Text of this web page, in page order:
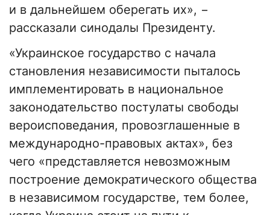
и в дальнейшем оберегать их», −
рассказали синодалы Президенту.
«Украинское государство с начала
становления независимости пыталось
имплементировать в национальное
законодательство постулаты свободы
вероисповедания, провозглашенные в
международно-правовых актах», без
чего «представляется невозможным
построение демократического общества
в независимом государстве, тем более,